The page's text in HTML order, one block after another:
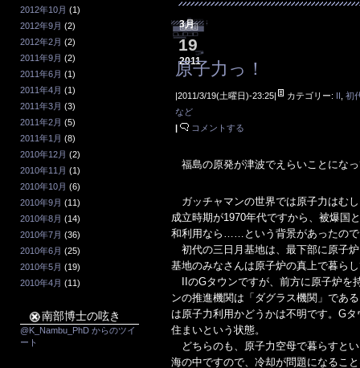
2012年10月 (1)
2012年9月 (2)
2012年2月 (2)
2011年9月 (2)
2011年6月 (1)
2011年4月 (1)
2011年3月 (3)
2011年2月 (5)
2011年1月 (8)
2010年12月 (2)
2010年11月 (1)
2010年10月 (6)
2010年9月 (11)
2010年8月 (14)
2010年7月 (36)
2010年6月 (25)
2010年5月 (19)
2010年4月 (11)
南部博士の呟き
@K_Nambu_PhD からのツイ
ート
3月
19
2011
原子力っ！
|2011/3/19(土曜日)-23:25| カテゴリー: II ,初
など
|
コメントする
福島の原発が津波でえらいことにな
ガッチャマンの世界では原子力はむ
成立時期が1970年代ですから、被爆国
和利用なら……という背景があったの
初代の三日月基地は、最下部に原子
基地のみなさんは原子炉の真上で暮ら
IIのGタウンですが、前方に原子炉を
ンの推進機関は「ダグラス機関」であ
は原子力利用かどうかは不明です。G
住まいという状態。
どちらのも、原子力空母で暮らすと
海の中ですので、冷却が問題になるこ